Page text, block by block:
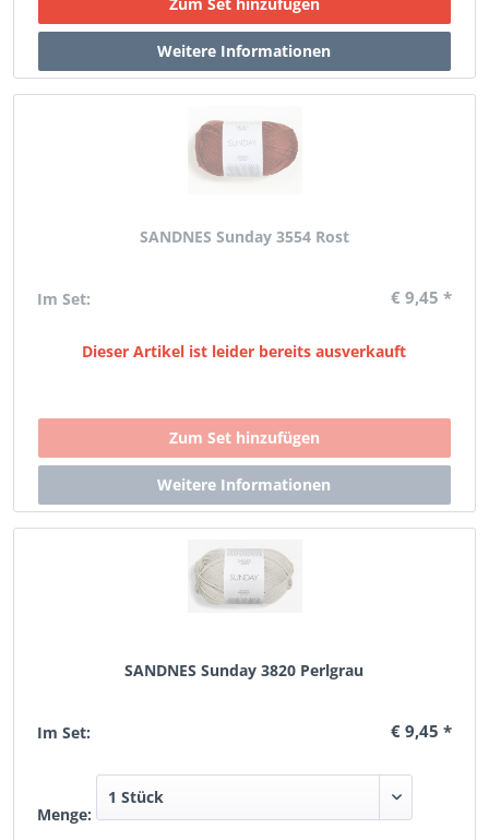
SANDNES Sunday 3554 Rost
Im Set: € 9,45 *
Dieser Artikel ist leider bereits ausverkauft
SANDNES Sunday 3820 Perlgrau
Im Set: € 9,45 *
Menge: